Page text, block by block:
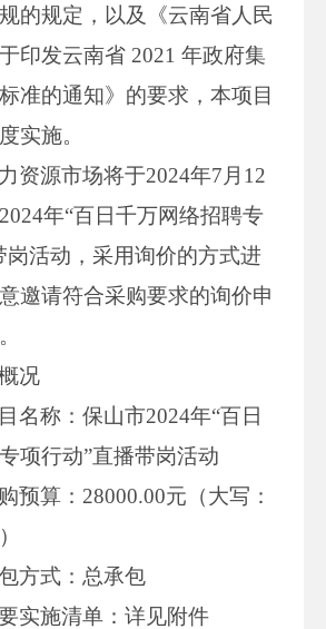
的规定，以及《云南省人民
印发云南省 2021 年政府集
准的通知》的要求，本项目
实施。
资源市场将于2024年7月12
年“百日千万网络招聘专
岗活动，采用询价的方式进
邀请符合采购要求的询价申
况
名称：保山市2024年“百日
项行动”直播带岗活动
预算：28000.00元（大写：
方式：总承包
要实施清单：详见附件